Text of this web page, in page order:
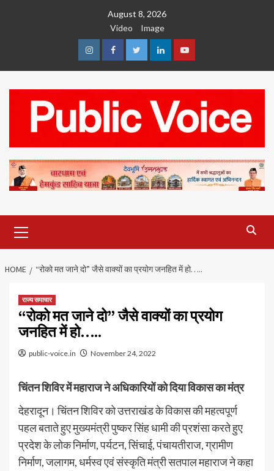
August 8, 2026
Video
Image
InstagramFacebookTwitterLinkedinYoutube
Menu
HOME “रोको मत जाने दो” जैसे वाक्यों का प्रयोग जनहित में हो…..
राज्य समाचार
“रोको मत जाने दो” जैसे वाक्यों का प्रयोग
जनहित में हो…..
public-voice.in November 24, 2022
चिंतन शिविर में महाराज ने अधिकारियों को दिया विकास का मंत्र
देहरादून। चिंतन शिविर को उत्तराखंड के विकास की महत्वपूर्ण
पहल बताते हुए मुख्यमंत्री पुष्कर सिंह धामी की प्रशंसा करते हुए
प्रदेश के लोक निर्माण, पर्यटन, सिंचाई, पंचायतीराज, ग्रामीण
निर्माण, जलागम, धर्मस्व एवं संस्कृति मंत्री सतपाल महाराज ने कहा